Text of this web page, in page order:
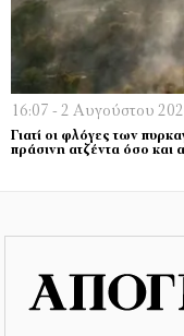
16:07 - 2 Αυγούστου
Γιατί οι φλόγες των
πράσινη ατζέντα όσο και